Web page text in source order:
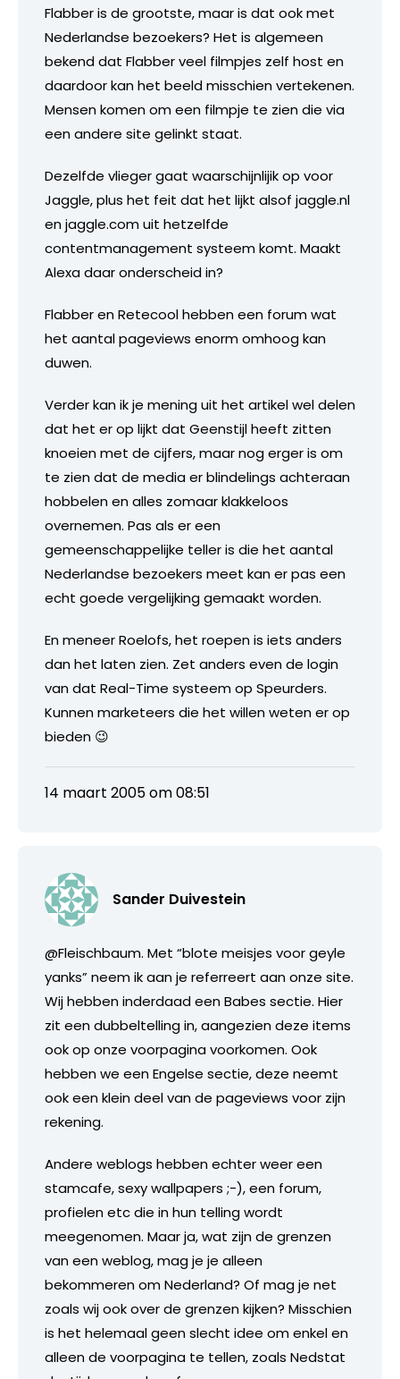
Flabber is de grootste, maar is dat ook met
Nederlandse bezoekers? Het is algemeen
bekend dat Flabber veel filmpjes zelf host en
daardoor kan het beeld misschien vertekenen.
Mensen komen om een filmpje te zien die via
een andere site gelinkt staat.
Dezelfde vlieger gaat waarschijnlijik op voor
Jaggle, plus het feit dat het lijkt alsof jaggle.nl
en jaggle.com uit hetzelfde
contentmanagement systeem komt. Maakt
Alexa daar onderscheid in?
Flabber en Retecool hebben een forum wat
het aantal pageviews enorm omhoog kan
duwen.
Verder kan ik je mening uit het artikel wel delen
dat het er op lijkt dat Geenstijl heeft zitten
knoeien met de cijfers, maar nog erger is om
te zien dat de media er blindelings achteraan
hobbelen en alles zomaar klakkeloos
overnemen. Pas als er een
gemeenschappelijke teller is die het aantal
Nederlandse bezoekers meet kan er pas een
echt goede vergelijking gemaakt worden.
En meneer Roelofs, het roepen is iets anders
dan het laten zien. Zet anders even de login
van dat Real-Time systeem op Speurders.
Kunnen marketeers die het willen weten er op
bieden 😉
14 maart 2005 om 08:51
Sander Duivestein
@Fleischbaum. Met “blote meisjes voor geyle
yanks” neem ik aan je referreert aan onze site.
Wij hebben inderdaad een Babes sectie. Hier
zit een dubbeltelling in, aangezien deze items
ook op onze voorpagina voorkomen. Ook
hebben we een Engelse sectie, deze neemt
ook een klein deel van de pageviews voor zijn
rekening.
Andere weblogs hebben echter weer een
stamcafe, sexy wallpapers ;-), een forum,
profielen etc die in hun telling wordt
meegenomen. Maar ja, wat zijn de grenzen
van een weblog, mag je je alleen
bekommeren om Nederland? Of mag je net
zoals wij ook over de grenzen kijken? Misschien
is het helemaal geen slecht idee om enkel en
alleen de voorpagina te tellen, zoals Nedstat